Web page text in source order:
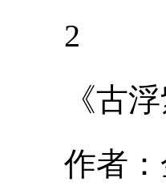
2
《古浮
作者：